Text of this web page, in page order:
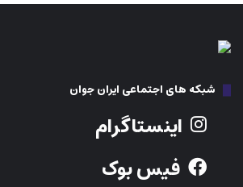
شبکه های اجتماعی ایران جوان
اینستاگرام
فیس بوک